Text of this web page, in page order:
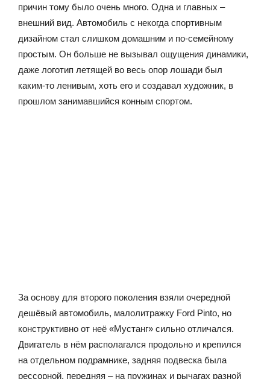
причин тому было очень много. Одна и главных –
внешний вид. Автомобиль с некогда спортивным
дизайном стал слишком домашним и по-семейному
простым. Он больше не вызывал ощущения динамики,
даже логотип летящей во весь опор лошади был
каким-то ленивым, хоть его и создавал художник, в
прошлом занимавшийся конным спортом.
За основу для второго поколения взяли очередной
дешёвый автомобиль, малолитражку Ford Pinto, но
конструктивно от неё «Мустанг» сильно отличался.
Двигатель в нём располагался продольно и крепился
на отдельном подрамнике, задняя подвеска была
рессорной, передняя – на пружинах и рычагах разной